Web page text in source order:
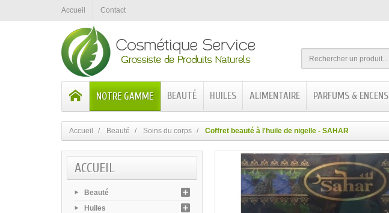
Accueil Contact
NOTRE GAMME BEAUTÉ HUILES ALIMENTAIRE PARFUMS & ENCENS
Accueil Beauté Soins du corps Coffret beauté à l'huile de nigelle - SAHAR
ACCUEIL
Beauté
Huiles